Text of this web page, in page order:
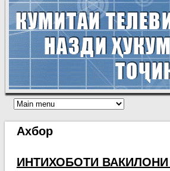
Ахбор
ИНТИХОБОТИ ВАКИЛОНИ